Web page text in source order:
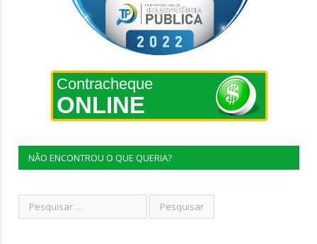
Contracheque
ONLINE
NÃO ENCONTROU O QUE QUERIA?